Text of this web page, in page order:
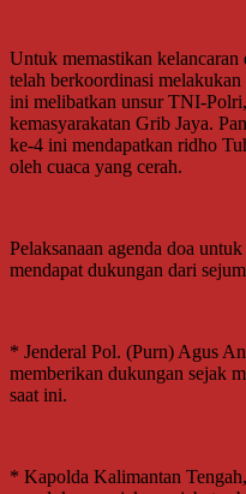
Untuk memastikan
telah berkoordinasi melakukan
ini melibatkan unsur TNI-
kemasyarakatan Grib Jaya.
ke-4 ini mendapatkan ridho
oleh cuaca yang cerah.
Pelaksanaan agenda doa
mendapat dukungan dari
* Jenderal Pol. (Purn) Agus
memberikan dukungan sejak
saat ini.
* Kapolda Kalimantan